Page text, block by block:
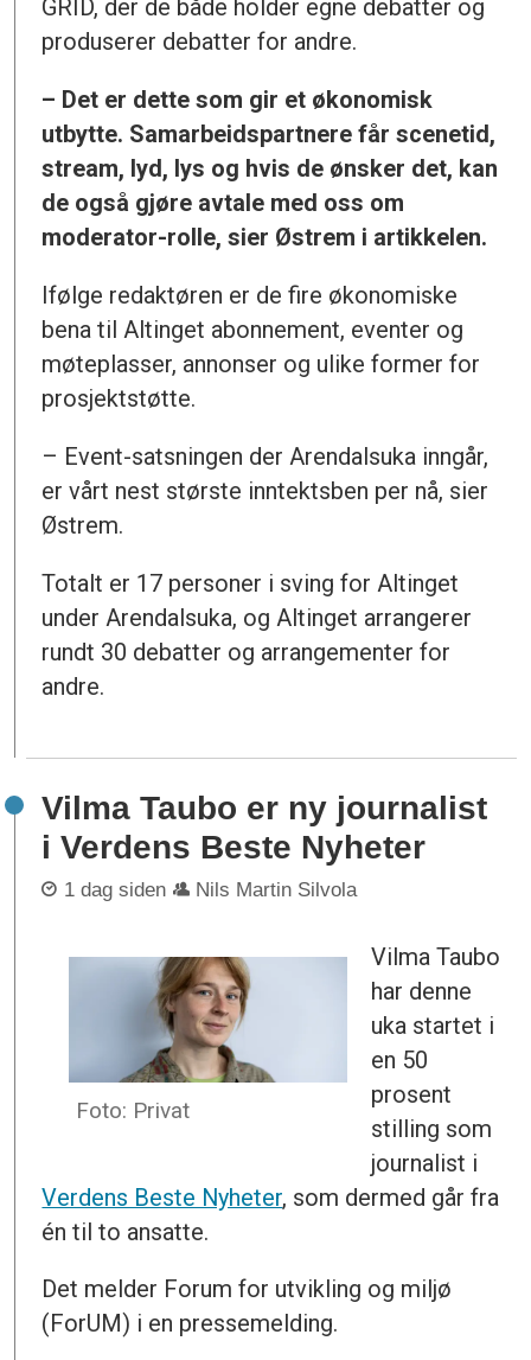
GRID, der de både holder egne debatter og
produserer debatter for andre.
– Det er dette som gir et økonomisk
utbytte. Samarbeidspartnere får scenetid,
stream, lyd, lys og hvis de ønsker det, kan
de også gjøre avtale med oss om
moderator-rolle, sier Østrem i artikkelen.
Ifølge redaktøren er de fire økonomiske
bena til Altinget abonnement, eventer og
møteplasser, annonser og ulike former for
prosjektstøtte.
– Event-satsningen der Arendalsuka inngår,
er vårt nest største inntektsben per nå, sier
Østrem.
Totalt er 17 personer i sving for Altinget
under Arendalsuka, og Altinget arrangerer
rundt 30 debatter og arrangementer for
andre.
Vilma Taubo er ny journalist
i Verdens Beste Nyheter
1 dag siden Nils Martin Silvola
Foto: Privat
Vilma Taubo
har denne
uka startet i
en 50
prosent
stilling som
journalist i
Verdens Beste Nyheter, som dermed går fra
én til to ansatte.
Det melder Forum for utvikling og miljø
(ForUM) i en pressemelding.